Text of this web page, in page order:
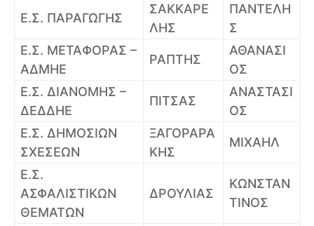
Ε.Σ. ΠΑΡΑΓΩΓΗΣ
ΣΑΚΚΑΡΕ
ΛΗΣ
ΠΑΝΤΕΛΗ
Σ
Ε.Σ. ΜΕΤΑΦΟΡΑΣ –
ΑΔΜΗΕ
ΡΑΠΤΗΣ
ΑΘΑΝΑΣΙ
ΟΣ
Ε.Σ. ΔΙΑΝΟΜΗΣ –
ΔΕΔΔΗΕ
ΠΙΤΣΑΣ
ΑΝΑΣΤΑΣΙ
ΟΣ
Ε.Σ. ΔΗΜΟΣΙΩΝ
ΣΧΕΣΕΩΝ
ΞΑΓΟΡΑΡΑ
ΚΗΣ
ΜΙΧΑΗΛ
Ε.Σ.
ΑΣΦΑΛΙΣΤΙΚΩΝ
ΘΕΜΑΤΩΝ
ΔΡΟΥΛΙΑΣ
ΚΩΝΣΤΑΝ
ΤΙΝΟΣ